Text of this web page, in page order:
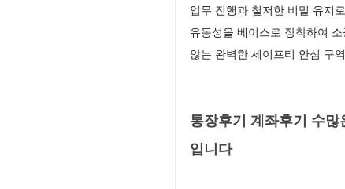
업무 진행과 철저한 비밀 유지
유동성을 베이스로 장착하여
않는 완벽한 세이프티 안심 구
통장후기 계좌후기 수
입니다